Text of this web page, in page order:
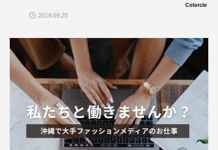
Colorcle
2019.09.25